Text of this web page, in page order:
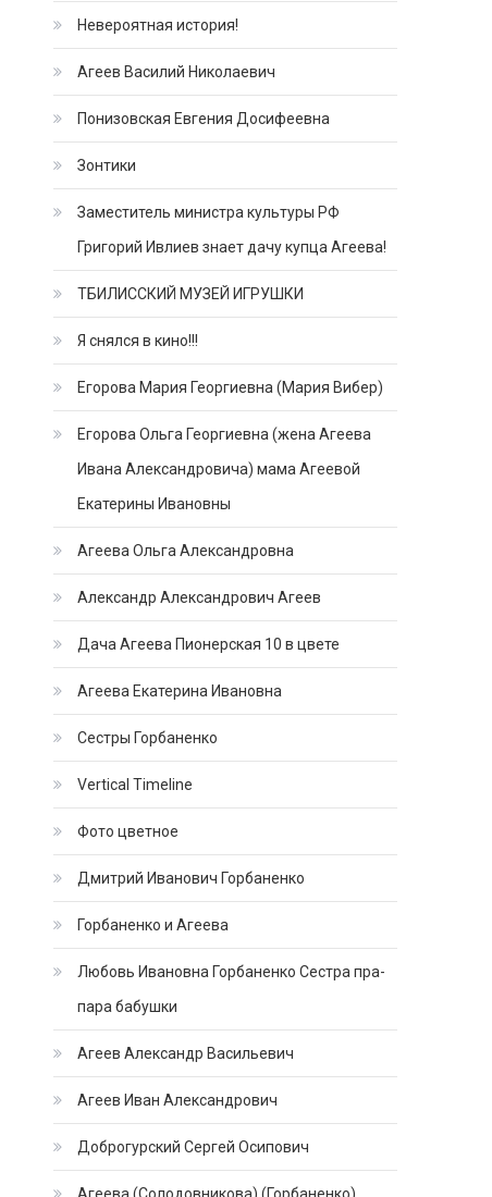
Невероятная история!
Агеев Василий Николаевич
Понизовская Евгения Досифеевна
Зонтики
Заместитель министра культуры РФ
Григорий Ивлиев знает дачу купца Агеева!
ТБИЛИССКИЙ МУЗЕЙ ИГРУШКИ
Я снялся в кино!!!
Егорова Мария Георгиевна (Мария Вибер)
Егорова Ольга Георгиевна (жена Агеева
Ивана Александровича) мама Агеевой
Екатерины Ивановны
Агеева Ольга Александровна
Александр Александрович Агеев
Дача Агеева Пионерская 10 в цвете
Агеева Екатерина Ивановна
Сестры Горбаненко
Vertical Timeline
Фото цветное
Дмитрий Иванович Горбаненко
Горбаненко и Агеева
Любовь Ивановна Горбаненко Сестра пра-
пара бабушки
Агеев Александр Васильевич
Агеев Иван Александрович
Доброгурский Сергей Осипович